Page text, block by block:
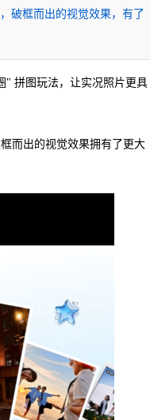
破框而出的视觉效果，有了
" 拼图玩法，让实况照片更具
而出的视觉效果拥有了更大